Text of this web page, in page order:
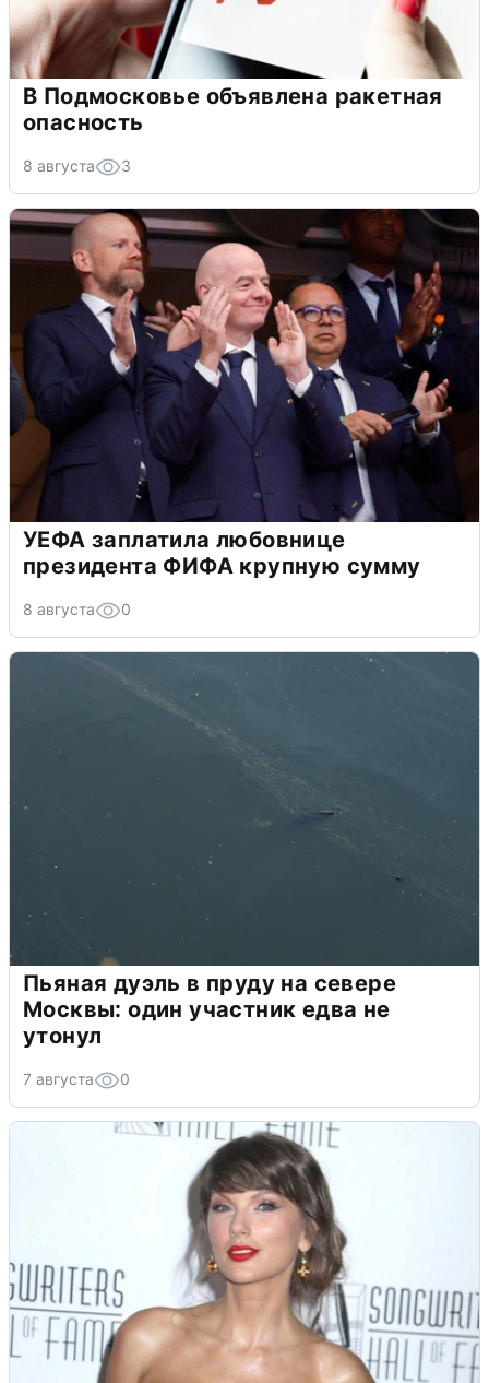
В Подмосковье объявлена ракетная
опасность
8 августа 3
УЕФА заплатила любовнице
президента ФИФА крупную сумму
8 августа 0
Пьяная дуэль в пруду на севере
Москвы: один участник едва не
утонул
7 августа 0